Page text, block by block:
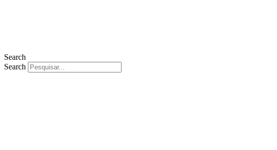
Search
Search